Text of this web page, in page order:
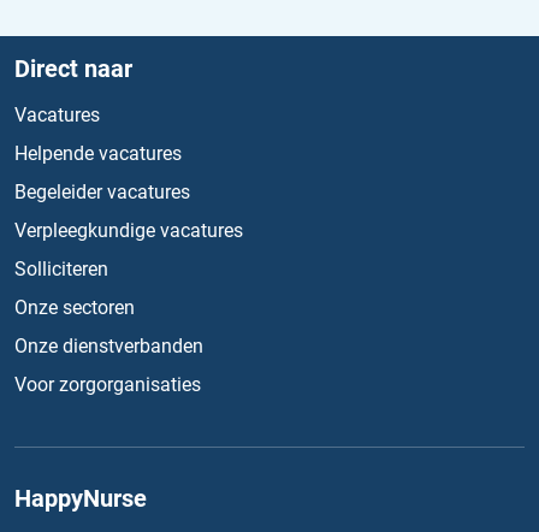
Direct naar
Vacatures
Helpende vacatures
Begeleider vacatures
Verpleegkundige vacatures
Solliciteren
Onze sectoren
Onze dienstverbanden
Voor zorgorganisaties
HappyNurse